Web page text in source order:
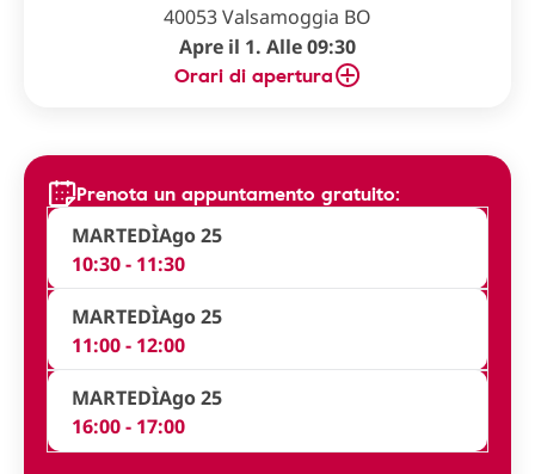
40053 Valsamoggia BO
Apre il 1. Alle 09:30
Orari di apertura
Prenota un appuntamento gratuito:
MARTEDÌAgo 25
10:30 - 11:30
MARTEDÌAgo 25
11:00 - 12:00
MARTEDÌAgo 25
16:00 - 17:00